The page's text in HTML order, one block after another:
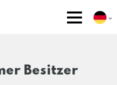
Besitzer